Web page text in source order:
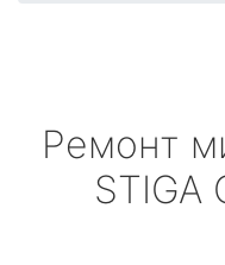
Ремонт
STIGA